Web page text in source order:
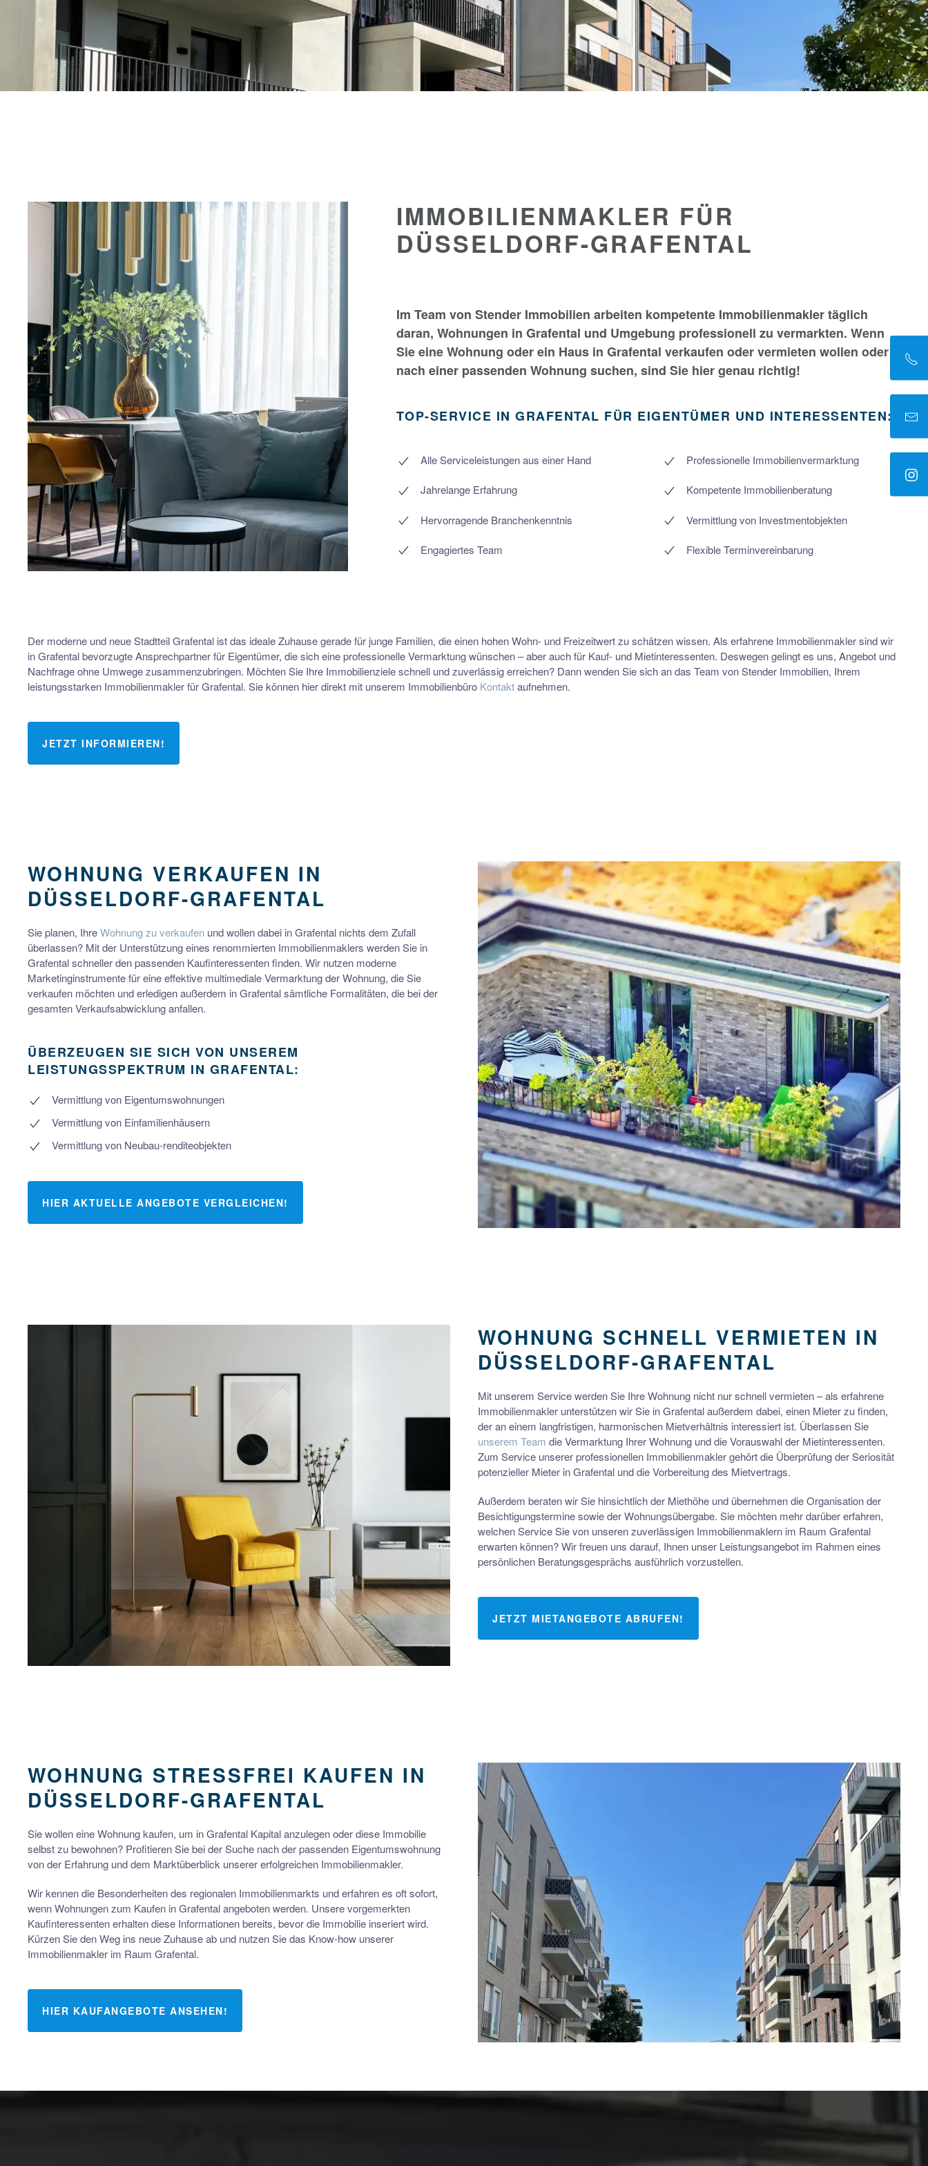
IMMOBILIEN­MAKLER FÜR
DÜSSELDORF-GRAFENTAL
Im Team von Stender Immobilien arbeiten kompetente Immobilienmakler täglich
daran, Wohnungen in Grafental und Umgebung professionell zu vermarkten. Wenn
Sie eine Wohnung oder ein Haus in Grafental verkaufen oder vermieten wollen oder
nach einer passenden Wohnung suchen, sind Sie hier genau richtig!
TOP-SERVICE IN GRAFENTAL FÜR EIGENTÜMER UND INTERESSENTEN:
Alle Serviceleistungen aus einer Hand
Jahrelange Erfahrung
Hervorragende Branchenkenntnis
Engagiertes Team
Professionelle Immobilienvermarktung
Kompetente Immobilienberatung
Vermittlung von Investmentobjekten
Flexible Terminvereinbarung
Der moderne und neue Stadtteil Grafental ist das ideale Zuhause gerade für junge Familien, die einen hohen Wohn- und Freizeitwert zu schätzen wissen. Als erfahrene Immobilienmakler sind wir
in Grafental bevorzugte Ansprechpartner für Eigentümer, die sich eine professionelle Vermarktung wünschen – aber auch für Kauf- und Mietinteressenten. Deswegen gelingt es uns, Angebot und
Nachfrage ohne Umwege zusammenzubringen. Möchten Sie Ihre Immobilienziele schnell und zuverlässig erreichen? Dann wenden Sie sich an das Team von Stender Immobilien, Ihrem
leistungsstarken Immobilienmakler für Grafental. Sie können hier direkt mit unserem Immobilienbüro Kontaktaufnehmen.
JETZT INFORMIEREN!
WOHNUNG VERKAUFEN IN
DÜSSELDORF-GRAFENTAL
Sie planen, IhreWohnung zu verkaufen und wollen dabei in Grafental nichts dem Zufall
überlassen? Mit der Unterstützung eines renommierten Immobilienmaklers werden Sie in
Grafental schneller den passenden Kaufinteressenten finden. Wir nutzen moderne
Marketinginstrumente für eine effektive multimediale Vermarktung der Wohnung, die Sie
verkaufen möchten und erledigen außerdem in Grafental sämtliche Formalitäten, die bei der
gesamten Verkaufsabwicklung anfallen.
ÜBERZEUGEN SIE SICH VON UNSEREM
LEISTUNGSSPEKTRUM IN GRAFENTAL:
Vermittlung von Eigentumswohnungen
Vermittlung von Einfamilienhäusern
Vermittlung von Neubau-renditeobjekten
HIER AKTUELLE ANGEBOTE VERGLEICHEN!
WOHNUNG SCHNELL VERMIETEN IN
DÜSSELDORF-GRAFENTAL
Mit unserem Service werden Sie Ihre Wohnung nicht nur schnell vermieten – als erfahrene
Immobilienmakler unterstützen wir Sie in Grafental außerdem dabei, einen Mieter zu finden,
der an einem langfristigen, harmonischen Mietverhältnis interessiert ist. Überlassen Sie
unserem Team die Vermarktung Ihrer Wohnung und die Vorauswahl der Mietinteressenten.
Zum Service unserer professionellen Immobilienmakler gehört die Überprüfung der Seriosität
potenzieller Mieter in Grafental und die Vorbereitung des Mietvertrags.
Außerdem beraten wir Sie hinsichtlich der Miethöhe und übernehmen die Organisation der
Besichtigungstermine sowie der Wohnungsübergabe. Sie möchten mehr darüber erfahren,
welchen Service Sie von unseren zuverlässigen Immobilienmaklern im Raum Grafental
erwarten können? Wir freuen uns darauf, Ihnen unser Leistungsangebot im Rahmen eines
persönlichen Beratungsgesprächs ausführlich vorzustellen.
JETZT MIETANGEBOTE ABRUFEN!
WOHNUNG STRESS­FREI KAUFEN IN
DÜSSELDORF-GRAFENTAL
Sie wollen eine Wohnung kaufen, um in Grafental Kapital anzulegen oder diese Immobilie
selbst zu bewohnen? Profitieren Sie bei der Suche nach der passenden Eigentumswohnung
von der Erfahrung und dem Marktüberblick unserer erfolgreichen Immobilienmakler.
Wir kennen die Besonderheiten des regionalen Immobilienmarkts und erfahren es oft sofort,
wenn Wohnungen zum Kaufen in Grafental angeboten werden. Unsere vorgemerkten
Kaufinteressenten erhalten diese Informationen bereits, bevor die Immobilie inseriert wird.
Kürzen Sie den Weg ins neue Zuhause ab und nutzen Sie das Know-how unserer
Immobilienmakler im Raum Grafental.
HIER KAUFANGEBOTE ANSEHEN!